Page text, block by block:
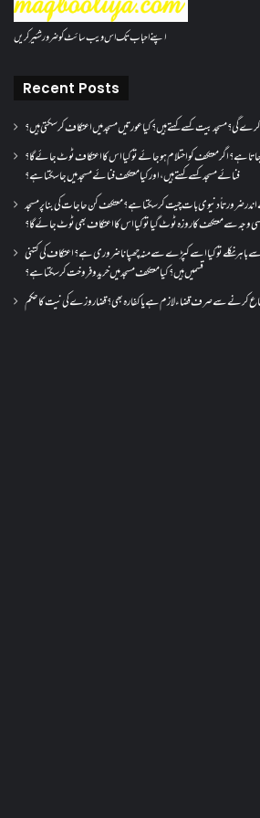
اپنے احباب تک اس ویب سائٹ کو ضرور شئیر کریں
Recent Posts
گی؟مسجد بیت کسے کہتے ہیں؟کیا عورتیں مسجد میں اعتکاف کر سکتی ہیں؟
اگر معتکف کو احتلام ہو جائے تو کیا اس کا اعتکاف ٹوٹ جائے گا؟
فنائے مسجد کسے کہتے ہیں ، اور کیا معتکف فنائے مسجد میں جا سکتا ہے؟
ضرورتاً دنیوی بات چیت کر سکتا ہے؟معتکف کن حاجات کی بنا پر مسجد
وجہ سے معتکف کا روزہ ٹوٹ گیا تو کیا اس کا اعتکاف بھی ٹوٹ جائے گا؟
باہر نکلے تو کیا اسے کپڑے سے منہ چھپانا ضروری ہے؟اعتکاف کی کتنی
قسمیں ہیں؟کیا معتکف مسجد میں خرید و فروخت کر سکتا ہے؟
کرنے سے صرف قضاء لازم ہے یا کفارہ بھی؟ قضا روزے کی نیت کا حکم